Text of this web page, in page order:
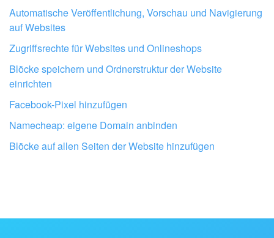
Lassen Sie Ihr Bitrix24 von Profis
einrichten
Automatische Veröffentlichung, Vorschau und Navigierung
auf Websites
Zugriffsrechte für Websites und Onlineshops
Blöcke speichern und Ordnerstruktur der Website
einrichten
Facebook-Pixel hinzufügen
Namecheap: eigene Domain anbinden
Blöcke auf allen Seiten der Website hinzufügen